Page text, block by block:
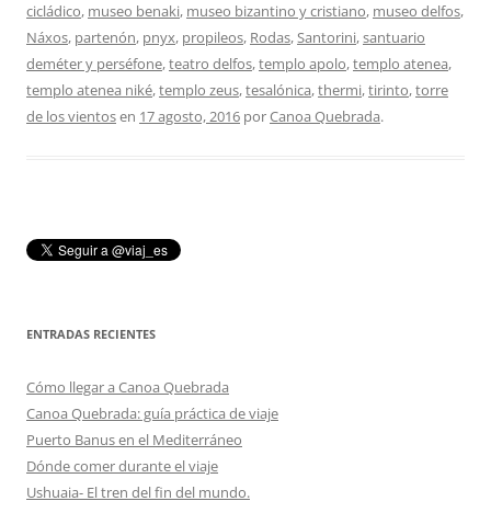
cicládico, museo benaki, museo bizantino y cristiano, museo delfos,
Náxos, partenón, pnyx, propileos, Rodas,Santorini,santuario
deméter y perséfone,teatro delfos,templo apolo,templo atenea,
templo atenea niké,templo zeus,tesalónica,thermi,tirinto,torre
de los vientosen 17 agosto, 2016 porCanoa Quebrada.
ENTRADAS RECIENTES
Cómo llegar a Canoa Quebrada
Canoa Quebrada: guía práctica de viaje
Puerto Banus en el Mediterráneo
Dónde comer durante el viaje
Ushuaia- El tren del fin del mundo.